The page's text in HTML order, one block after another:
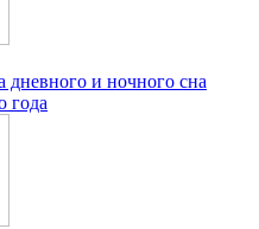
и ночного сна
года